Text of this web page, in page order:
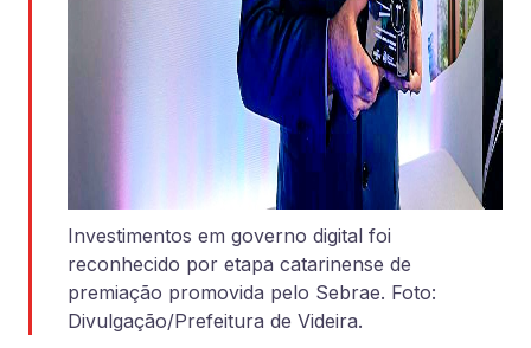
Investimentos em governo digital foi
reconhecido por etapa catarinense de
premiação promovida pelo Sebrae. Foto:
Divulgação/Prefeitura de Videira.